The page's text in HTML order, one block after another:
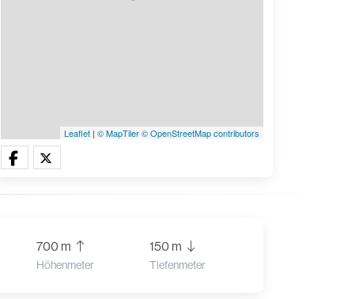
Leaflet | © MapTiler© OpenStreetMap contributors
700 m
Höhenmeter
150 m
Tiefenmeter